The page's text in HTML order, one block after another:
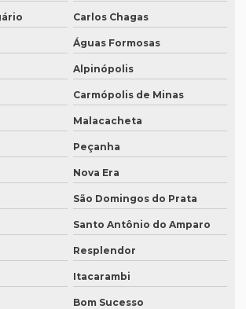
de francês
de japonês
em bh
espanhol em bh
espanhol rio de janeiro
inglês rj
Carlos Chagas
Águas Formosas
Alpinópolis
Carmópolis de Minas
Malacacheta
Peçanha
Nova Era
São Domingos do Prata
Santo Antônio do Amparo
Resplendor
Itacarambi
Bom Sucesso